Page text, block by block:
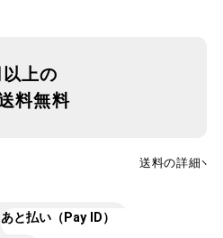
上の
料無料
送料の詳細
あと払い（Pay ID）